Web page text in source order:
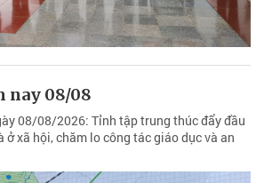
nay 08/08
08/08/2026: Tỉnh tập trung thúc đẩy đầu
ở xã hội, chăm lo công tác giáo dục và an